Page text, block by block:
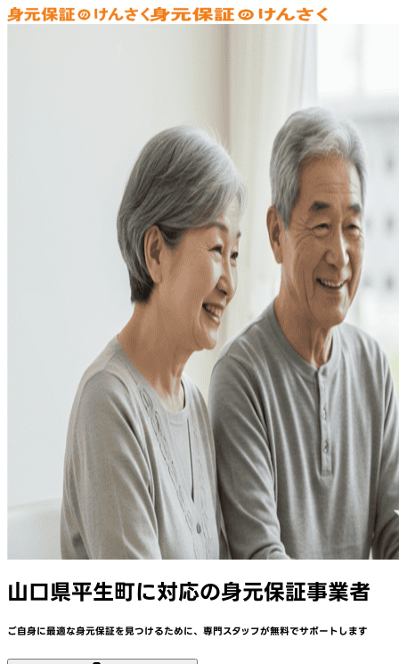
山口県平生町に対応の身元保証事業者
ご自身に最適な身元保証を見つけるために、 専門スタッフが無料でサポートします